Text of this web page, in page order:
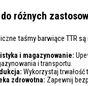
różnych
taśmy barwiące TTR
i magazynowanie:
i transportu.
Wykorzystaj
zdrowotna: Zapewnij